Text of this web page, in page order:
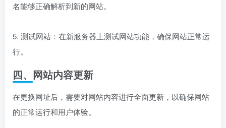
名能够正确解析到新的网站。
5. 测试网站：在新服务器上测试网站功能，确保网站正常运
行。
四、网站内容更新
在更换网址后，需要对网站内容进行全面更新，以确保网站
的正常运行和用户体验。